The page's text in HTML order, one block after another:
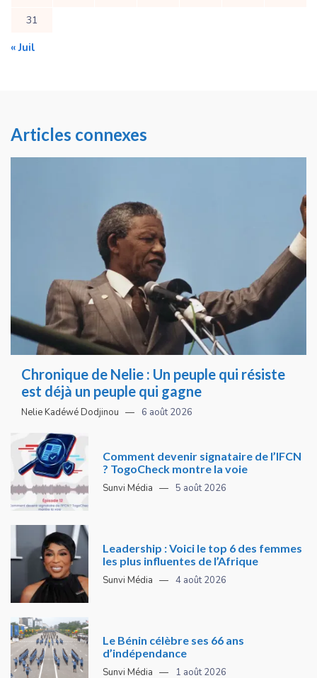
31
« Juil
Articles connexes
Chronique de Nelie : Un peuple qui résiste
est déjà un peuple qui gagne
Nelie Kadéwé Dodjinou 6 août 2026
Comment devenir signataire de l’IFCN
? TogoCheck montre la voie
Sunvi Média 5 août 2026
Leadership : Voici le top 6 des femmes
les plus influentes de l’Afrique
Sunvi Média 4 août 2026
Le Bénin célèbre ses 66 ans
d’indépendance
Sunvi Média 1 août 2026